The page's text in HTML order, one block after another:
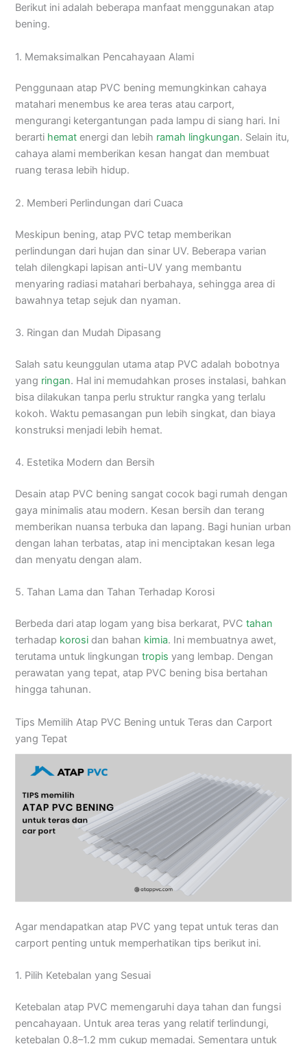
Berikut ini adalah beberapa manfaat menggunakan atap
bening.
1. Memaksimalkan Pencahayaan Alami
Penggunaan atap PVC bening memungkinkan cahaya
matahari menembus ke area teras atau carport,
mengurangi ketergantungan pada lampu di siang hari. Ini
berarti hemat energi dan lebih ramah lingkungan. Selain itu,
cahaya alami memberikan kesan hangat dan membuat
ruang terasa lebih hidup.
2. Memberi Perlindungan dari Cuaca
Meskipun bening, atap PVC tetap memberikan
perlindungan dari hujan dan sinar UV. Beberapa varian
telah dilengkapi lapisan anti-UV yang membantu
menyaring radiasi matahari berbahaya, sehingga area di
bawahnya tetap sejuk dan nyaman.
3. Ringan dan Mudah Dipasang
Salah satu keunggulan utama atap PVC adalah bobotnya
yang ringan. Hal ini memudahkan proses instalasi, bahkan
bisa dilakukan tanpa perlu struktur rangka yang terlalu
kokoh. Waktu pemasangan pun lebih singkat, dan biaya
konstruksi menjadi lebih hemat.
4. Estetika Modern dan Bersih
Desain atap PVC bening sangat cocok bagi rumah dengan
gaya minimalis atau modern. Kesan bersih dan terang
memberikan nuansa terbuka dan lapang. Bagi hunian urban
dengan lahan terbatas, atap ini menciptakan kesan lega
dan menyatu dengan alam.
5. Tahan Lama dan Tahan Terhadap Korosi
Berbeda dari atap logam yang bisa berkarat, PVCtahan
terhadap korosi dan bahan kimia. Ini membuatnya awet,
terutama untuk lingkungantropis yang lembap. Dengan
perawatan yang tepat, atap PVC bening bisa bertahan
hingga tahunan.
Tips Memilih Atap PVC Bening untuk Teras dan Carport
yang Tepat
Agar mendapatkan atap PVC yang tepat untuk teras dan
carport penting untuk memperhatikan tips berikut ini.
1. Pilih Ketebalan yang Sesuai
Ketebalan atap PVC memengaruhi daya tahan dan fungsi
pencahayaan. Untuk area teras yang relatif terlindungi,
ketebalan 0.8–1.2 mm cukup memadai. Sementara untuk